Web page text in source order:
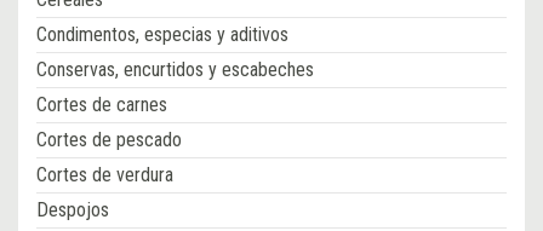
Condimentos, especias y aditivos
Conservas, encurtidos y escabeches
Cortes de carnes
Cortes de pescado
Cortes de verdura
Despojos